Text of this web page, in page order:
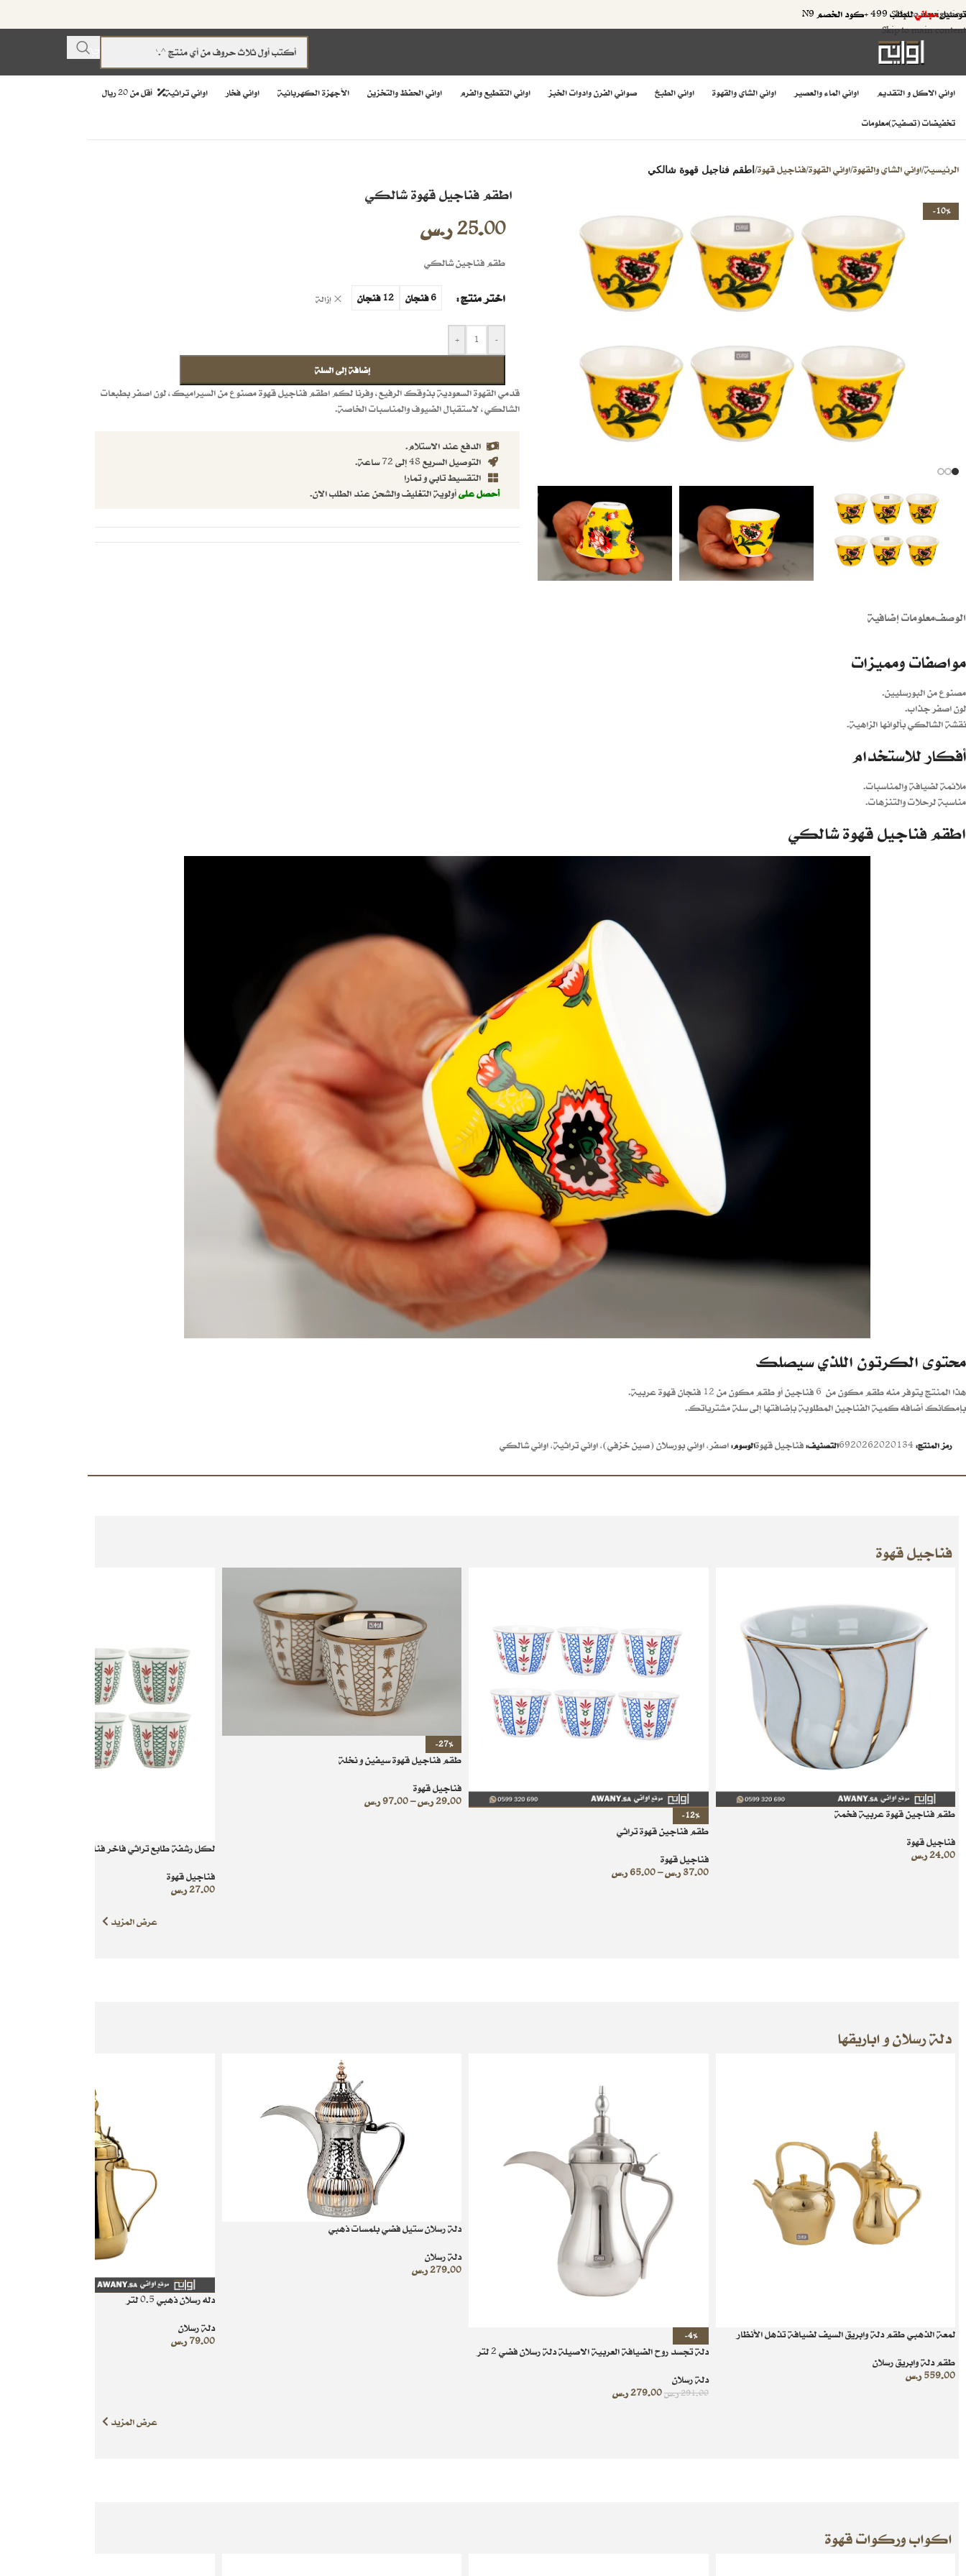
Skip to navigation
Skip to main content
توصيلمجانيللطلب 499 +كود الخصم N9
اواني الاكل و التقديم اواني الماء والعصير اواني الشاي والقهوة اواني الطبخ صواني الفرن وادوات الخبز اواني التقطيع والفرم اواني الحفظ والتخزين الأجهزة الكهربائية اواني فخار اواني تراثية أقل من 20 ريال
تخفيضات (تصفية)معلومات
الرئيسية/اواني الشاي والقهوة/اواني القهوة/فناجيل قهوة/ اطقم فناجيل قهوة شالكي
-10%
اطقم فناجيل قهوة شالكي
25.00ر.س
طقم فناجين شالكي
اختر منتج 6 فنجان 12 فنجان إزالة
-
+
إضافة إلى السلة
قدمي القهوة السعودية بذوقك الرفيع، وفرنا لكم اطقم فناجيل قهوة مصنوع من السيراميك، لون اصفر بطبعات
الشالكي، لاستقبال الضيوف والمناسبات الخاصة.
الدفع عند الاستلام.
التوصيل السريع 48 إلى 72 ساعة.
التقسيط تابي و تمارا
أحصل علىأولوية التغليف والشحن عند الطلب الان.
الوصفمعلومات إضافية
مواصفات ومميزات
مصنوع من البورسليين.
لون اصفر جذاب.
نقشة الشالكي بألوانها الزاهية.
أفكار للاستخدام
ملائمة لضيافة والمناسبات.
مناسبة لرحلات والتنزهات.
اطقم فناجيل قهوة شالكي
محتوى الكرتون اللذي سيصلك
هذا المنتج يتوفر منه طقم مكون من 6 فناجين أو طقم مكون من 12 فنجان قهوة عربية.
بإمكانك أضافه كمية الفناجين المطلوبة بإضافتها إلى سلة مشترياتك.
رمز المنتج: 6920262020134التصنيف:فناجيل قهوةالوسوم:اصفر,اواني بورسلان (صين خزفي),اواني تراثية,اواني شالكي
فناجيل قهوة
طقم فناجين قهوة عربية فخمة
فناجيل قهوة
24.00ر.س
-12%
طقم فناجين قهوة تراثي
فناجيل قهوة
37.00 ر.س–
65.00 ر.س
-27%
طقم فناجيل قهوة سيفين و نخلة
فناجيل قهوة
29.00ر.س–
97.00ر.س
لكل رشفة طابع تراثي فاخر فناجين بنقش من روح
فناجيل قهوة
27.00ر.س
عرض المزيد
دلة رسلان و اباريقها
لمعة الذهبي طقم دلة وابريق السيف لضيافة تذهل الأنظار
طقم دلة وابريق رسلان
559.00ر.س
-4%
دلة تجسد روح الضيافة العربية الاصيلة دلة رسلان فضي 2 لتر
دلة رسلان
291.00ر.س279.00ر.س
دلة رسلان ستيل فضي بلمسات ذهبي
دلة رسلان
279.00ر.س
دله رسلان ذهبي 0.5 لتر
دلة رسلان
79.00 ر.س
عرض المزيد
اكواب وركوات قهوة